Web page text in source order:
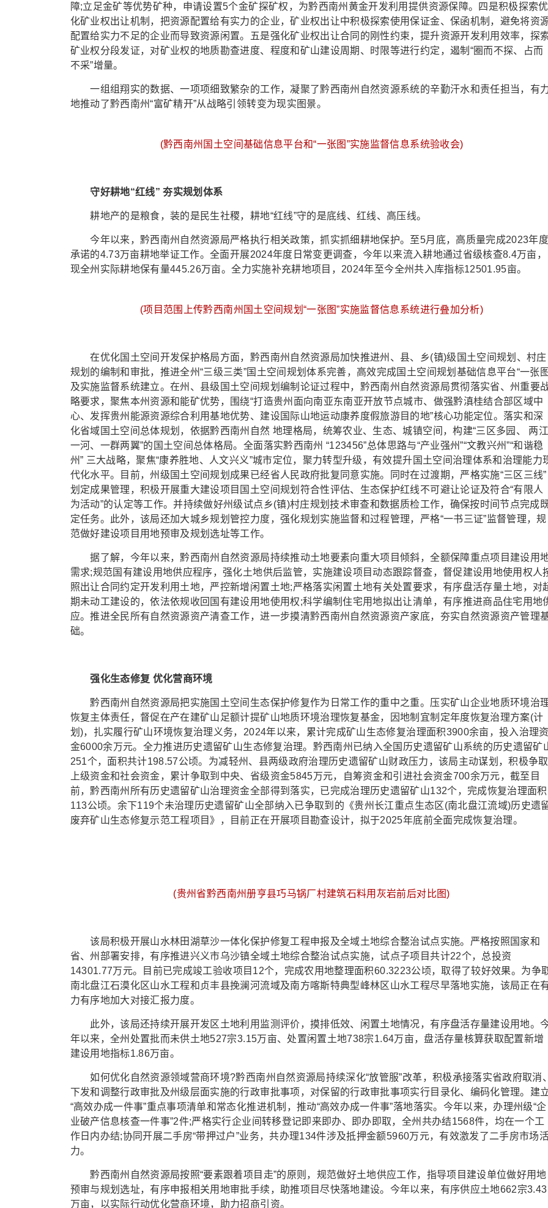
障;立足金矿等优势矿种，申请设置5个金矿探矿权，为黔西南州黄金开发利用提供资源保障。四是积极探索优
化矿业权出让机制，把资源配置给有实力的企业，矿业权出让中积极探索使用保证金、保函机制，避免将资
配置给实力不足的企业而导致资源闲置。五是强化矿业权出让合同的刚性约束，提升资源开发利用效率，探
矿业权分段发证，对矿业权的地质勘查进度、程度和矿山建设周期、时限等进行约定，遏制“圈而不探、占而
不采”增量。
一组组翔实的数据、一项项细致繁杂的工作，凝聚了黔西南州自然资源系统的辛勤汗水和责任担当，有
地推动了黔西南州“富矿精开”从战略引领转变为现实图景。
(黔西南州国土空间基础信息平台和“一张图”实施监督信息系统验收会)
守好耕地“红线” 夯实规划体系
耕地产的是粮食，装的是民生社稷，耕地“红线”守的是底线、红线、高压线。
今年以来，黔西南州自然资源局严格执行相关政策，抓实抓细耕地保护。至5月底，高质量完成2023年度
承诺的4.73万亩耕地举证工作。全面开展2024年度日常变更调查，今年以来流入耕地通过省级核查8.4万亩，
现全州实际耕地保有量445.26万亩。全力实施补充耕地项目，2024年至今全州共入库指标12501.95亩。
(项目范围上传黔西南州国土空间规划“一张图”实施监督信息系统进行叠加分析)
在优化国土空间开发保护格局方面，黔西南州自然资源局加快推进州、县、乡(镇)级国土空间规划、村庄
规划的编制和审批，推进全州“三级三类”国土空间规划体系完善，高效完成国土空间规划基础信息平台“一张
及实施监督系统建立。在州、县级国土空间规划编制论证过程中，黔西南州自然资源局贯彻落实省、州重要
略要求，聚焦本州资源和能矿优势，围绕“打造贵州面向南亚东南亚开放节点城市、做强黔滇桂结合部区域中
心、发挥贵州能源资源综合利用基地优势、建设国际山地运动康养度假旅游目的地”核心功能定位。落实和深
化省域国土空间总体规划，依据黔西南州自然 地理格局，统筹农业、生态、城镇空间，构建“三区多园、 两江
一河、一群两翼”的国土空间总体格局。全面落实黔西南州 “123456”总体思路与“产业强州”“文教兴州”“和谐稳
州” 三大战略，聚焦“康养胜地、人文兴义”城市定位，聚力转型升级，有效提升国土空间治理体系和治理能力
代化水平。目前，州级国土空间规划成果已经省人民政府批复同意实施。同时在过渡期，严格实施“三区三线”
划定成果管理，积极开展重大建设项目国土空间规划符合性评估、生态保护红线不可避让论证及符合“有限人
为活动”的认定等工作。并持续做好州级试点乡(镇)村庄规划技术审查和数据质检工作，确保按时间节点完成
定任务。此外，该局还加大城乡规划管控力度，强化规划实施监督和过程管理，严格“一书三证”监督管理，规
范做好建设项目用地预审及规划选址等工作。
据了解，今年以来，黔西南州自然资源局持续推动土地要素向重大项目倾斜，全额保障重点项目建设用
需求;规范国有建设用地供应程序，强化土地供后监管，实施建设项目动态跟踪督查，督促建设用地使用权人
照出让合同约定开发利用土地，严控新增闲置土地;严格落实闲置土地有关处置要求，有序盘活存量土地，对
期未动工建设的，依法依规收回国有建设用地使用权;科学编制住宅用地拟出让清单，有序推进商品住宅用地
应。推进全民所有自然资源资产清查工作，进一步摸清黔西南州自然资源资产家底，夯实自然资源资产管理
础。
强化生态修复 优化营商环境
黔西南州自然资源局把实施国土空间生态保护修复作为日常工作的重中之重。压实矿山企业地质环境治
恢复主体责任，督促在产在建矿山足额计提矿山地质环境治理恢复基金，因地制宜制定年度恢复治理方案(计
划)，扎实履行矿山环境恢复治理义务，2024年以来，累计完成矿山生态修复治理面积3900余亩，投入治理资
金6000余万元。全力推进历史遗留矿山生态修复治理。黔西南州已纳入全国历史遗留矿山系统的历史遗留矿
251个，面积共计198.57公顷。为减轻州、县两级政府治理历史遗留矿山财政压力，该局主动谋划，积极争取
上级资金和社会资金，累计争取到中央、省级资金5845万元，自筹资金和引进社会资金700余万元，截至目
前，黔西南州所有历史遗留矿山治理资金全部得到落实，已完成治理历史遗留矿山132个，完成恢复治理面积
113公顷。余下119个未治理历史遗留矿山全部纳入已争取到的《贵州长江重点生态区(南北盘江流域)历史遗
废弃矿山生态修复示范工程项目》，目前正在开展项目勘查设计，拟于2025年底前全面完成恢复治理。
(贵州省黔西南州册亨县巧马锅厂村建筑石料用灰岩前后对比图)
该局积极开展山水林田湖草沙一体化保护修复工程申报及全域土地综合整治试点实施。严格按照国家和
省、州部署安排，有序推进兴义市乌沙镇全域土地综合整治试点实施，试点子项目共计22个，总投资
14301.77万元。目前已完成竣工验收项目12个，完成农用地整理面积60.3223公顷，取得了较好效果。为争
南北盘江石漠化区山水工程和贞丰县挽澜河流域及南方喀斯特典型峰林区山水工程尽早落地实施，该局正在
力有序地加大对接汇报力度。
此外，该局还持续开展开发区土地利用监测评价，摸排低效、闲置土地情况，有序盘活存量建设用地。
年以来，全州处置批而未供土地527宗3.15万亩、处置闲置土地738宗1.64万亩，盘活存量核算获取配置新增
建设用地指标1.86万亩。
如何优化自然资源领域营商环境?黔西南州自然资源局持续深化“放管服”改革，积极承接落实省政府取消、
下发和调整行政审批及州级层面实施的行政审批事项，对保留的行政审批事项实行目录化、编码化管理。建
“高效办成一件事”重点事项清单和常态化推进机制，推动“高效办成一件事”落地落实。今年以来，办理州级“企
业破产信息核查一件事”2件;严格实行企业间转移登记即来即办、即办即取，全州共办结1568件，均在一个工
作日内办结;协同开展二手房“带押过户”业务，共办理134件涉及抵押金额5960万元，有效激发了二手房市场
力。
黔西南州自然资源局按照“要素跟着项目走”的原则，规范做好土地供应工作，指导项目建设单位做好用地
预审与规划选址，有序申报相关用地审批手续，助推项目尽快落地建设。今年以来，有序供应土地662宗3.43
万亩，以实际行动优化营商环境，助力招商引资。